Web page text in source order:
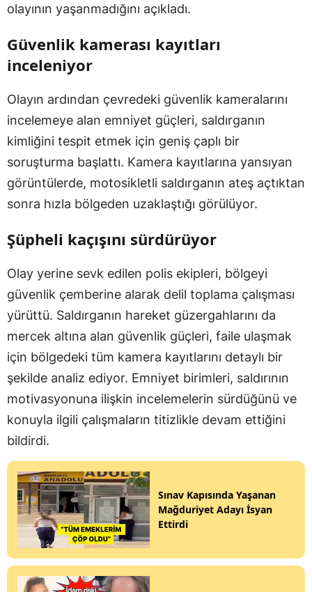
olayının yaşanmadığını açıkladı.
Güvenlik kamerası kayıtları
inceleniyor
Olayın ardından çevredeki güvenlik kameralarını
incelemeye alan emniyet güçleri, saldırganın
kimliğini tespit etmek için geniş çaplı bir
soruşturma başlattı. Kamera kayıtlarına yansıyan
görüntülerde, motosikletli saldırganın ateş açtıktan
sonra hızla bölgeden uzaklaştığı görülüyor.
Şüpheli kaçışını sürdürüyor
Olay yerine sevk edilen polis ekipleri, bölgeyi
güvenlik çemberine alarak delil toplama çalışması
yürüttü. Saldırganın hareket güzergahlarını da
mercek altına alan güvenlik güçleri, faile ulaşmak
için bölgedeki tüm kamera kayıtlarını detaylı bir
şekilde analiz ediyor. Emniyet birimleri, saldırının
motivasyonuna ilişkin incelemelerin sürdüğünü ve
konuyla ilgili çalışmaların titizlikle devam ettiğini
bildirdi.
Sınav Kapısında Yaşanan
Mağduriyet Adayı İsyan
Ettirdi